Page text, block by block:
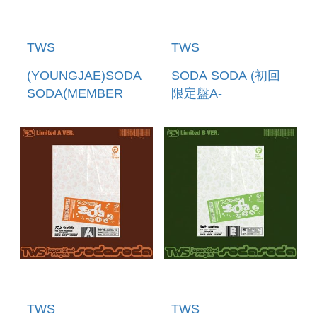
TWS
(YOUNGJAE)SODA
SODA(MEMBER
(環球官方進口)
TWS
SODA SODA (初回
限定盤A-
(日本進口一般通路
TWS
TWS